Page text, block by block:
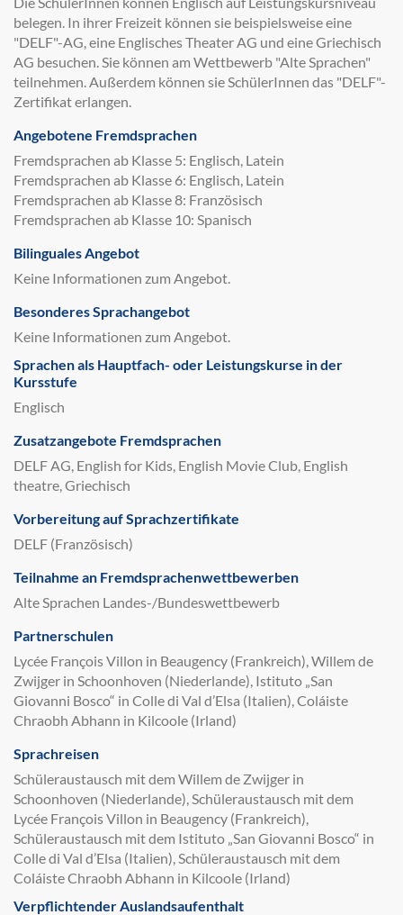
belegen. In ihrer Freizeit können sie beispielsweise eine
"DELF"-AG, eine Englisches Theater AG und eine Griechisch
AG besuchen. Sie können am Wettbewerb "Alte Sprachen"
teilnehmen. Außerdem können sie SchülerInnen das "DELF"-
Zertifikat erlangen.
Angebotene Fremdsprachen
Fremdsprachen ab Klasse 5: Englisch, Latein
Fremdsprachen ab Klasse 6: Englisch, Latein
Fremdsprachen ab Klasse 8: Französisch
Fremdsprachen ab Klasse 10: Spanisch
Bilinguales Angebot
Keine Informationen zum Angebot.
Besonderes Sprachangebot
Keine Informationen zum Angebot.
Sprachen als Hauptfach- oder Leistungskurse in der
Kursstufe
Englisch
Zusatzangebote Fremdsprachen
DELF AG, English for Kids, English Movie Club, English
theatre, Griechisch
Vorbereitung auf Sprachzertifikate
DELF (Französisch)
Teilnahme an Fremdsprachenwettbewerben
Alte Sprachen Landes-/Bundeswettbewerb
Partnerschulen
Lycée François Villon in Beaugency (Frankreich), Willem de
Zwijger in Schoonhoven (Niederlande), Istituto „San
Giovanni Bosco“ in Colle di Val d’Elsa (Italien), Coláiste
Chraobh Abhann in Kilcoole (Irland)
Sprachreisen
Schüleraustausch mit dem Willem de Zwijger in
Schoonhoven (Niederlande), Schüleraustausch mit dem
Lycée François Villon in Beaugency (Frankreich),
Schüleraustausch mit dem Istituto „San Giovanni Bosco“ in
Colle di Val d’Elsa (Italien), Schüleraustausch mit dem
Coláiste Chraobh Abhann in Kilcoole (Irland)
Verpflichtender Auslandsaufenthalt